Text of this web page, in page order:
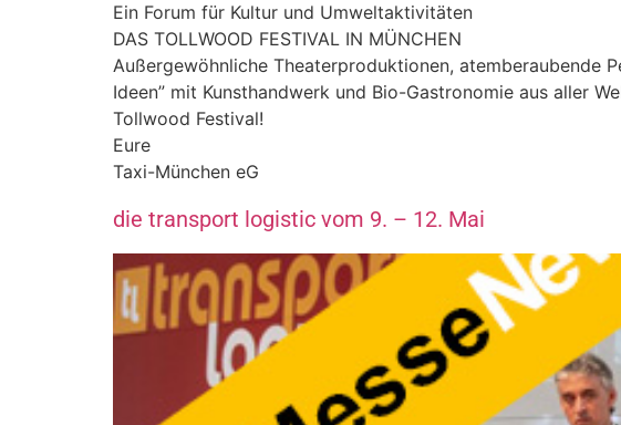
Ein Forum für Kultur und Umweltaktivitäten
DAS TOLLWOOD FESTIVAL IN MÜNCHEN
Außergewöhnliche Theaterproduktionen, atemberaubende
Ideen” mit Kunsthandwerk und Bio-Gastronomie aus aller
Tollwood Festival!
Eure
Taxi-München eG
die transport logistic vom 9. – 12. Mai